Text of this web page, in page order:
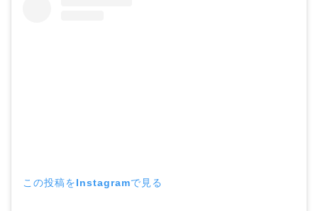
この投稿をInstagramで見る